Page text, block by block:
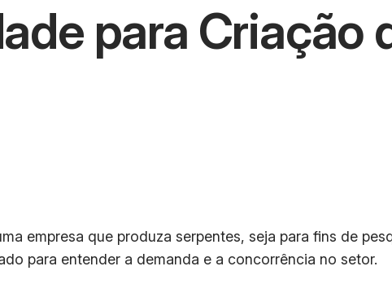
para Criação
empresa que produza serpentes, seja para fins de
para entender a demanda e a concorrência no setor.